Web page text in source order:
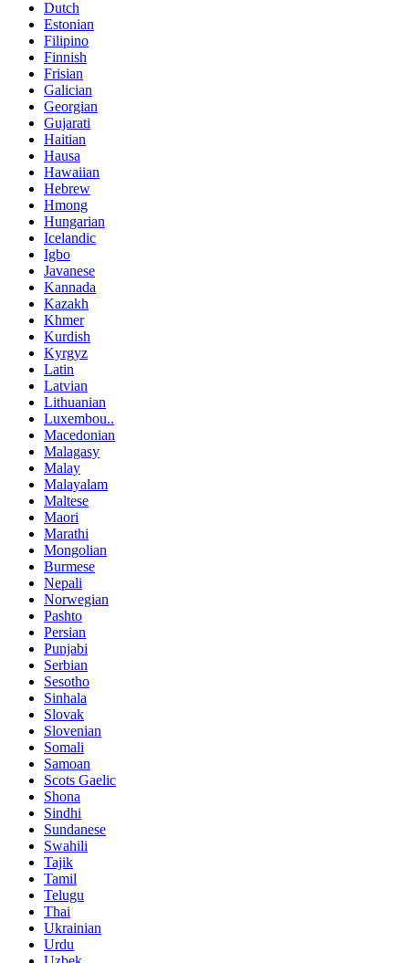
Dutch
Estonian
Filipino
Finnish
Frisian
Galician
Georgian
Gujarati
Haitian
Hausa
Hawaiian
Hebrew
Hmong
Hungarian
Icelandic
Igbo
Javanese
Kannada
Kazakh
Khmer
Kurdish
Kyrgyz
Latin
Latvian
Lithuanian
Luxembou..
Macedonian
Malagasy
Malay
Malayalam
Maltese
Maori
Marathi
Mongolian
Burmese
Nepali
Norwegian
Pashto
Persian
Punjabi
Serbian
Sesotho
Sinhala
Slovak
Slovenian
Somali
Samoan
Scots Gaelic
Shona
Sindhi
Sundanese
Swahili
Tajik
Tamil
Telugu
Thai
Ukrainian
Urdu